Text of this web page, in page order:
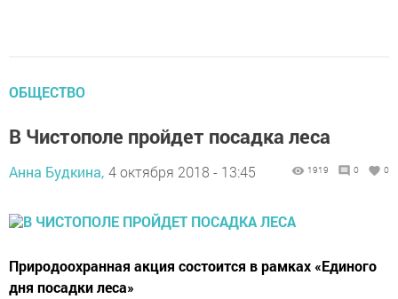
ОБЩЕСТВО
В Чистополе пройдет посадка леса
Анна Будкина, 4 октября 2018 - 13:45 1919 0 0
Природоохранная акция состоится в рамках «Единого
дня посадки леса»